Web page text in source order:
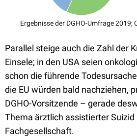
Ergebnisse der DGHO-Umfrage 2019;
Parallel steige auch die Zahl der
Einsele; in den USA seien
schon die führende
die EU würden bald nachziehen,
DGHO-Vorsitzende – gerade
Thema ärztlich assistierter Suizid
Fachgesellschaft.